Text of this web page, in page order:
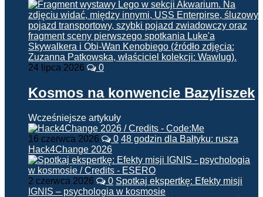
24 lipca 2026 0
Kosmos na konwencie Bazyliszek
Wcześniejsze artykuły
16 czerwca 2026 0 48 godzin dla Bałtyku: rusza
Hack4Change 2026
2 czerwca 2026 0 Spotkaj ekspertkę: Efekty misji
IGNIS – psychologia w kosmosie